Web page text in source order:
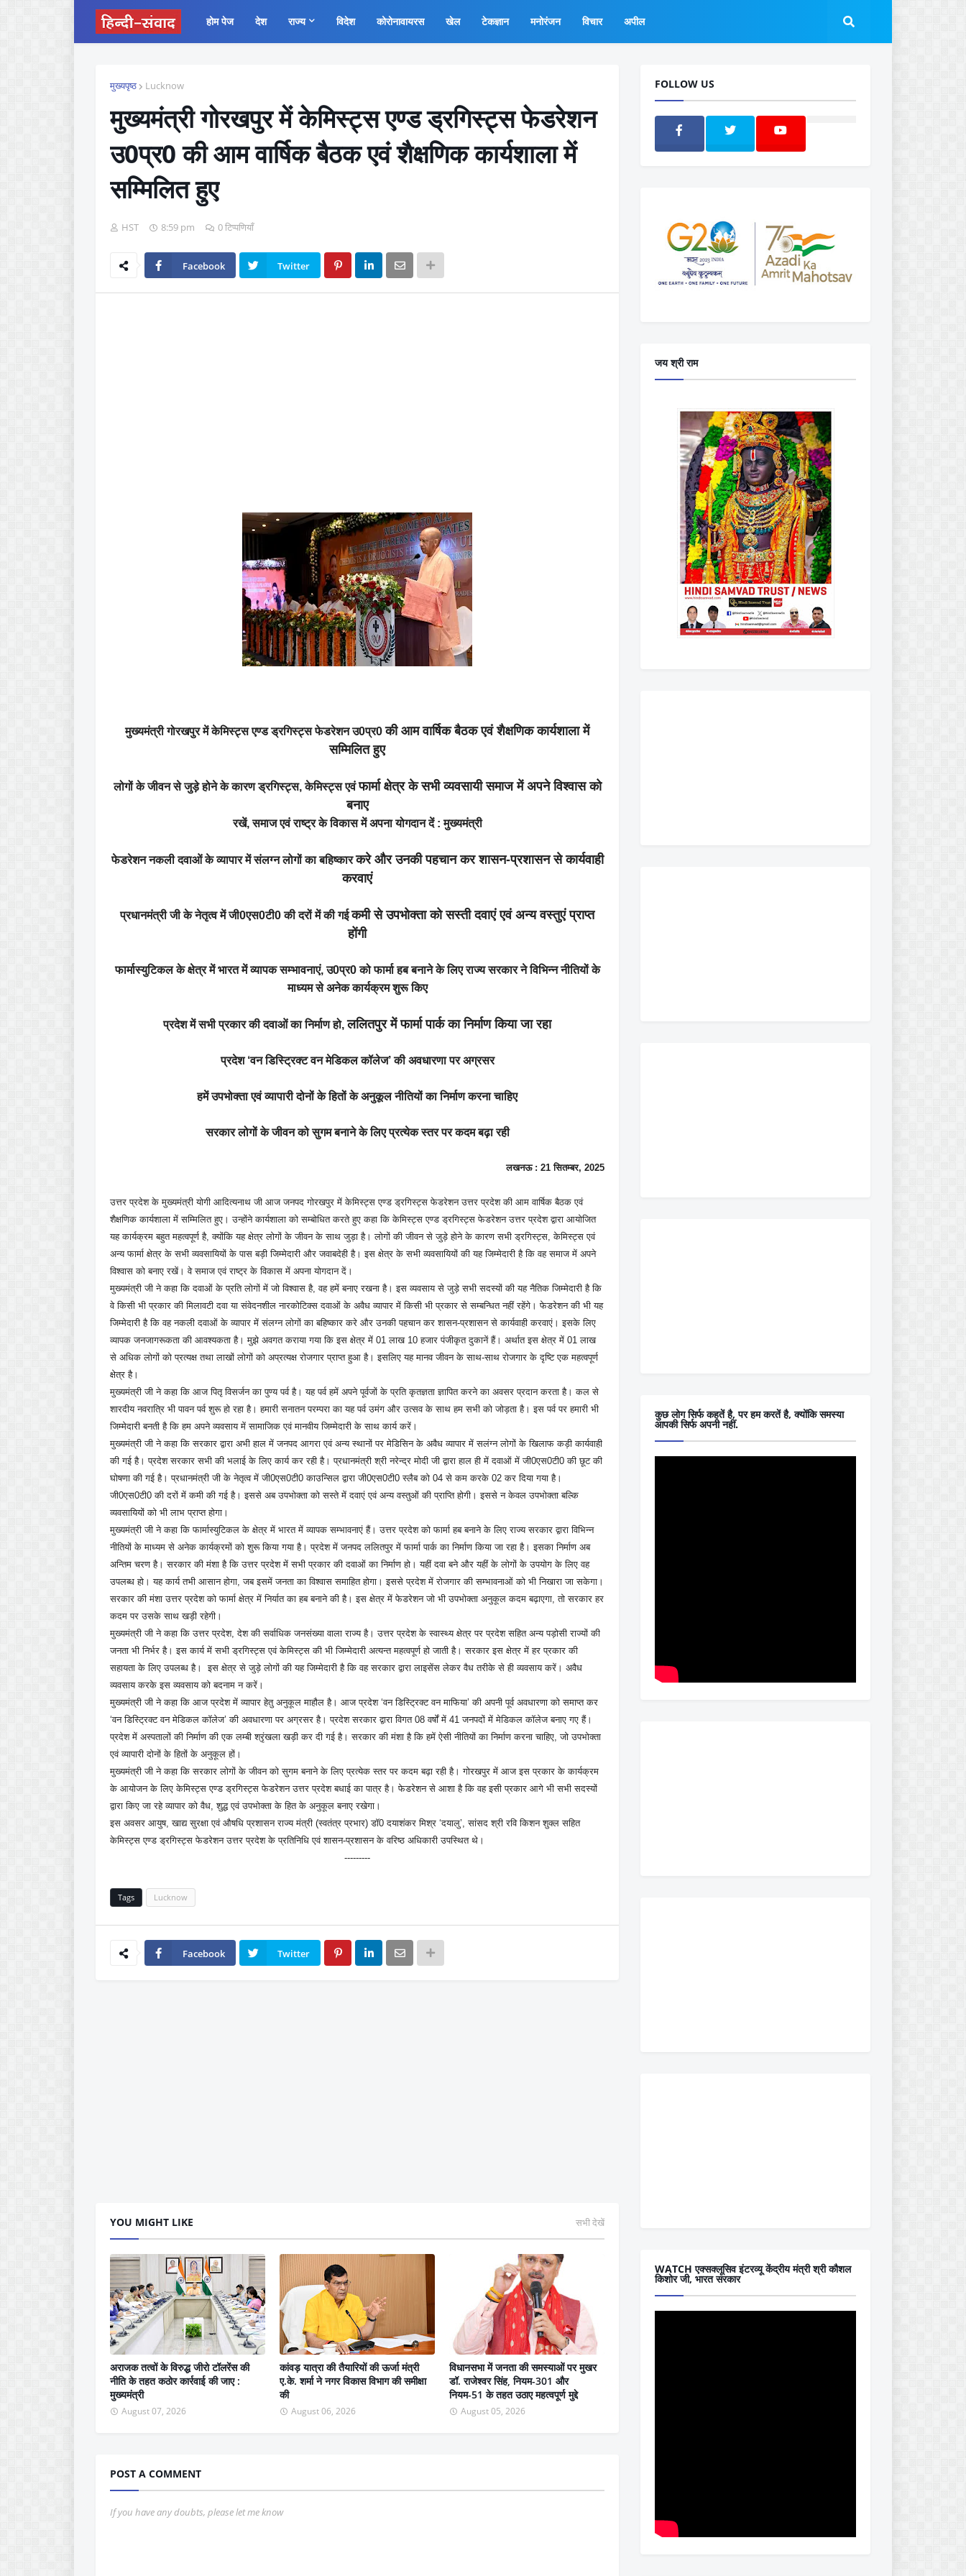
होम पेज देश राज्य विदेश कोरोनावायरस खेल टेकज्ञान मनोरंजन विचार अपील
मुख्यपृष्ठ Lucknow
मुख्यमंत्री गोरखपुर में केमिस्ट्स एण्ड ड्रगिस्ट्स फेडरेशन
उ0प्र0 की आम वार्षिक बैठक एवं शैक्षणिक कार्यशाला में
सम्मिलित हुए
HST 8:59 pm 0 टिप्पणियाँ
Facebook Twitter
मुख्यमंत्री गोरखपुर में केमिस्ट्स एण्ड ड्रगिस्ट्स फेडरेशन उ0प्र0की आम वार्षिक बैठक एवं शैक्षणिक कार्यशाला में
सम्मिलित हुए
लोगों के जीवन से जुड़े होने के कारण ड्रगिस्ट्स, केमिस्ट्स एवंफार्मा क्षेत्र के सभी व्यवसायी समाज में अपने विश्वास को
बनाए
रखें, समाज एवं राष्ट्र के विकास में अपना योगदान दें : मुख्यमंत्री
फेडरेशन नकली दवाओं के व्यापार में संलग्न लोगों का बहिष्कारकरे और उनकी पहचान कर शासन-प्रशासन से कार्यवाही
करवाएं
प्रधानमंत्री जी के नेतृत्व में जी0एस0टी0 की दरों में की गईकमी से उपभोक्ता को सस्ती दवाएं एवं अन्य वस्तुएं प्राप्त
होंगी
फार्मास्युटिकल के क्षेत्र में भारत में व्यापक सम्भावनाएं, उ0प्र0 को फार्मा हब बनाने के लिए राज्य सरकार ने विभिन्न नीतियों के
माध्यम से अनेक कार्यक्रम शुरू किए
प्रदेश में सभी प्रकार की दवाओं का निर्माण हो,ललितपुर में फार्मा पार्क का निर्माण किया जा रहा
प्रदेश ‘वन डिस्ट्रिक्ट वन मेडिकल कॉलेज’ की अवधारणा पर अग्रसर
हमें उपभोक्ता एवं व्यापारी दोनों के हितों के अनुकूल नीतियों का निर्माण करना चाहिए
सरकार लोगों के जीवन को सुगम बनाने के लिए प्रत्येक स्तर पर कदम बढ़ा रही
लखनऊ : 21 सितम्बर, 2025
उत्तर प्रदेश के मुख्यमंत्री योगी आदित्यनाथ जी आज जनपद गोरखपुर में केमिस्ट्स एण्ड ड्रगिस्ट्स फेडरेशन उत्तर प्रदेश की आम वार्षिक बैठक एवं
शैक्षणिक कार्यशाला में सम्मिलित हुए। उन्होंने कार्यशाला को सम्बोधित करते हुए कहा कि केमिस्ट्स एण्ड ड्रगिस्ट्स फेडरेशन उत्तर प्रदेश द्वारा आयोजित
यह कार्यक्रम बहुत महत्वपूर्ण है, क्योंकि यह क्षेत्र लोगों के जीवन के साथ जुड़ा है। लोगों की जीवन से जुड़े होने के कारण सभी ड्रगिस्ट्स, केमिस्ट्स एवं
अन्य फार्मा क्षेत्र के सभी व्यवसायियों के पास बड़ी जिम्मेदारी और जवाबदेही है। इस क्षेत्र के सभी व्यवसायियों की यह जिम्मेदारी है कि वह समाज में अपने
विश्वास को बनाए रखें। वे समाज एवं राष्ट्र के विकास में अपना योगदान दें।
मुख्यमंत्री जी ने कहा कि दवाओं के प्रति लोगों में जो विश्वास है, वह हमें बनाए रखना है। इस व्यवसाय से जुड़े सभी सदस्यों की यह नैतिक जिम्मेदारी है कि
वे किसी भी प्रकार की मिलावटी दवा या संवेदनशील नारकोटिक्स दवाओं के अवैध व्यापार में किसी भी प्रकार से सम्बन्धित नहीं रहेंगे। फेडरेशन की भी यह
जिम्मेदारी है कि वह नकली दवाओं के व्यापार में संलग्न लोगों का बहिष्कार करे और उनकी पहचान कर शासन-प्रशासन से कार्यवाही करवाएं। इसके लिए
व्यापक जनजागरूकता की आवश्यकता है। मुझे अवगत कराया गया कि इस क्षेत्र में 01 लाख 10 हजार पंजीकृत दुकानें हैं। अर्थात इस क्षेत्र में 01 लाख
से अधिक लोगों को प्रत्यक्ष तथा लाखों लोगों को अप्रत्यक्ष रोजगार प्राप्त हुआ है। इसलिए यह मानव जीवन के साथ-साथ रोजगार के दृष्टि एक महत्वपूर्ण
क्षेत्र है।
मुख्यमंत्री जी ने कहा कि आज पितृ विसर्जन का पुण्य पर्व है। यह पर्व हमें अपने पूर्वजों के प्रति कृतज्ञता ज्ञापित करने का अवसर प्रदान करता है। कल से
शारदीय नवरात्रि भी पावन पर्व शुरू हो रहा है। हमारी सनातन परम्परा का यह पर्व उमंग और उत्सव के साथ हम सभी को जोड़ता है। इस पर्व पर हमारी भी
जिम्मेदारी बनती है कि हम अपने व्यवसाय में सामाजिक एवं मानवीय जिम्मेदारी के साथ कार्य करें।
मुख्यमंत्री जी ने कहा कि सरकार द्वारा अभी हाल में जनपद आगरा एवं अन्य स्थानों पर मेडिसिन के अवैध व्यापार में सलंग्न लोगों के खिलाफ कड़ी कार्यवाही
की गई है। प्रदेश सरकार सभी की भलाई के लिए कार्य कर रही है। प्रधानमंत्री श्री नरेन्द्र मोदी जी द्वारा हाल ही में दवाओं में जी0एस0टी0 की छूट की
घोषणा की गई है। प्रधानमंत्री जी के नेतृत्व में जी0एस0टी0 काउन्सिल द्वारा जी0एस0टी0 स्लैब को 04 से कम करके 02 कर दिया गया है।
जी0एस0टी0 की दरों में कमी की गई है। इससे अब उपभोक्ता को सस्ते में दवाएं एवं अन्य वस्तुओं की प्राप्ति होगी। इससे न केवल उपभोक्ता बल्कि
व्यवसायियों को भी लाभ प्राप्त होगा।
मुख्यमंत्री जी ने कहा कि फार्मास्युटिकल के क्षेत्र में भारत में व्यापक सम्भावनाएं हैं। उत्तर प्रदेश को फार्मा हब बनाने के लिए राज्य सरकार द्वारा विभिन्न
नीतियों के माध्यम से अनेक कार्यक्रमों को शुरू किया गया है। प्रदेश में जनपद ललितपुर में फार्मा पार्क का निर्माण किया जा रहा है। इसका निर्माण अब
अन्तिम चरण है। सरकार की मंशा है कि उत्तर प्रदेश में सभी प्रकार की दवाओं का निर्माण हो। यहीं दवा बने और यहीं के लोगों के उपयोग के लिए वह
उपलब्ध हो। यह कार्य तभी आसान होगा, जब इसमें जनता का विश्वास समाहित होगा। इससे प्रदेश में रोजगार की सम्भावनाओं को भी निखारा जा सकेगा।
सरकार की मंशा उत्तर प्रदेश को फार्मा क्षेत्र में निर्यात का हब बनाने की है। इस क्षेत्र में फेडरेशन जो भी उपभोक्ता अनुकूल कदम बढ़ाएगा, तो सरकार हर
कदम पर उसके साथ खड़ी रहेगी।
मुख्यमंत्री जी ने कहा कि उत्तर प्रदेश, देश की सर्वाधिक जनसंख्या वाला राज्य है। उत्तर प्रदेश के स्वास्थ्य क्षेत्र पर प्रदेश सहित अन्य पड़ोसी राज्यों की
जनता भी निर्भर है। इस कार्य में सभी ड्रगिस्ट्स एवं केमिस्ट्स की भी जिम्मेदारी अत्यन्त महत्वपूर्ण हो जाती है। सरकार इस क्षेत्र में हर प्रकार की
सहायता के लिए उपलब्ध है। इस क्षेत्र से जुड़े लोगों की यह जिम्मेदारी है कि वह सरकार द्वारा लाइसेंस लेकर वैध तरीके से ही व्यवसाय करें। अवैध
व्यवसाय करके इस व्यवसाय को बदनाम न करें।
मुख्यमंत्री जी ने कहा कि आज प्रदेश में व्यापार हेतु अनुकूल माहौल है। आज प्रदेश ‘वन डिस्ट्रिक्ट वन माफिया’ की अपनी पूर्व अवधारणा को समाप्त कर
‘वन डिस्ट्रिक्ट वन मेडिकल कॉलेज’ की अवधारणा पर अग्रसर है। प्रदेश सरकार द्वारा विगत 08 वर्षों में 41 जनपदों में मेडिकल कॉलेज बनाए गए हैं।
प्रदेश में अस्पतालों की निर्माण की एक लम्बी श्रृंखला खड़ी कर दी गई है। सरकार की मंशा है कि हमें ऐसी नीतियों का निर्माण करना चाहिए, जो उपभोक्ता
एवं व्यापारी दोनों के हितों के अनुकूल हों।
मुख्यमंत्री जी ने कहा कि सरकार लोगों के जीवन को सुगम बनाने के लिए प्रत्येक स्तर पर कदम बढ़ा रही है। गोरखपुर में आज इस प्रकार के कार्यक्रम
के आयोजन के लिए केमिस्ट्स एण्ड ड्रगिस्ट्स फेडरेशन उत्तर प्रदेश बधाई का पात्र है। फेडरेशन से आशा है कि वह इसी प्रकार आगे भी सभी सदस्यों
द्वारा किए जा रहे व्यापार को वैध, शुद्ध एवं उपभोक्ता के हित के अनुकूल बनाए रखेगा।
इस अवसर आयुष, खाद्य सुरक्षा एवं औषधि प्रशासन राज्य मंत्री (स्वतंत्र प्रभार) डॉ0 दयाशंकर मिश्र ‘दयालु’, सांसद श्री रवि किशन शुक्ल सहित
केमिस्ट्स एण्ड ड्रगिस्ट्स फेडरेशन उत्तर प्रदेश के प्रतिनिधि एवं शासन-प्रशासन के वरिष्ठ अधिकारी उपस्थित थे।
---------
Tags Lucknow
Facebook Twitter
YOU MIGHT LIKE सभी देखें
अराजक तत्वों के विरुद्ध जीरो टॉलरेंस की
नीति के तहत कठोर कार्रवाई की जाए :
मुख्यमंत्री
August 07, 2026
कांवड़ यात्रा की तैयारियों की ऊर्जा मंत्री
ए.के. शर्मा ने नगर विकास विभाग की समीक्षा
की
August 06, 2026
विधानसभा में जनता की समस्याओं पर मुखर
डॉ. राजेश्वर सिंह, नियम-301 और
नियम-51 के तहत उठाए महत्वपूर्ण मुद्दे
August 05, 2026
POST A COMMENT
If you have any doubts, please let me know
FOLLOW US
जय श्री राम
कुछ लोग सिर्फ कहतें है, पर हम करतें है, क्योंकि समस्या
आपकी सिर्फ अपनी नहीं.
WATCH एक्सक्लूसिव इंटरव्यू केंद्रीय मंत्री श्री कौशल
किशोर जी, भारत सरकार